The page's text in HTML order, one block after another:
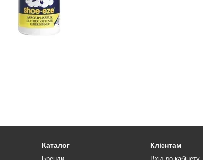
Каталог
Бренди
Клієнтам
Вхід до кабінету